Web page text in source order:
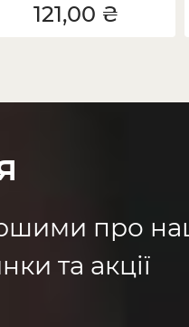
121,00 ₴
про
та акції